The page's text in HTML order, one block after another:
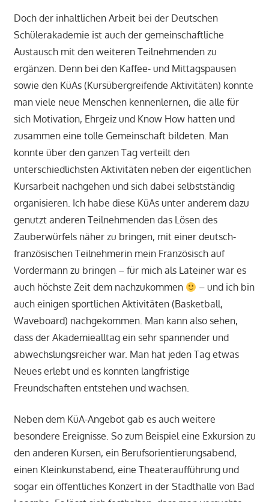
Doch der inhaltlichen Arbeit bei der Deutschen
Schülerakademie ist auch der gemeinschaftliche
Austausch mit den weiteren Teilnehmenden zu
ergänzen. Denn bei den Kaffee- und Mittagspausen
sowie den KüAs (Kursübergreifende Aktivitäten) konnte
man viele neue Menschen kennenlernen, die alle für
sich Motivation, Ehrgeiz und Know How hatten und
zusammen eine tolle Gemeinschaft bildeten. Man
konnte über den ganzen Tag verteilt den
unterschiedlichsten Aktivitäten neben der eigentlichen
Kursarbeit nachgehen und sich dabei selbstständig
organisieren. Ich habe diese KüAs unter anderem dazu
genutzt anderen Teilnehmenden das Lösen des
Zauberwürfels näher zu bringen, mit einer deutsch-
französischen Teilnehmerin mein Französisch auf
Vordermann zu bringen – für mich als Lateiner war es
auch höchste Zeit dem nachzukommen
– und ich bin
auch einigen sportlichen Aktivitäten (Basketball,
Waveboard) nachgekommen. Man kann also sehen,
dass der Akademiealltag ein sehr spannender und
abwechslungsreicher war. Man hat jeden Tag etwas
Neues erlebt und es konnten langfristige
Freundschaften entstehen und wachsen.
Neben dem KüA-Angebot gab es auch weitere
besondere Ereignisse. So zum Beispiel eine Exkursion zu
den anderen Kursen, ein Berufsorientierungsabend,
einen Kleinkunstabend, eine Theateraufführung und
sogar ein öffentliches Konzert in der Stadthalle von Bad